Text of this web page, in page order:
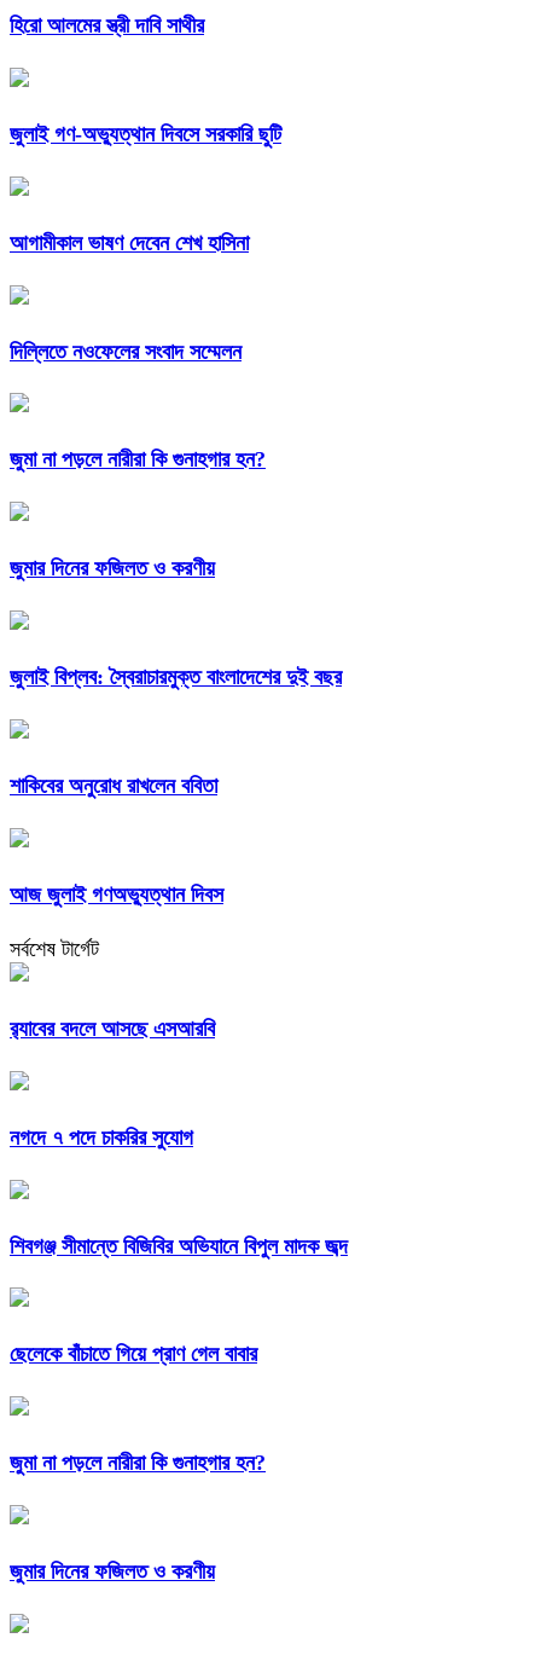
হিরো আলমের স্ত্রী দাবি সাথীর
জুলাই গণ-অভ্যুত্থান দিবসে সরকারি ছুটি
আগামীকাল ভাষণ দেবেন শেখ হাসিনা
দিল্লিতে নওফেলের সংবাদ সম্মেলন
জুমা না পড়লে নারীরা কি গুনাহগার হন?
জুমার দিনের ফজিলত ও করণীয়
জুলাই বিপ্লব: স্বৈরাচারমুক্ত বাংলাদেশের দুই বছর
শাকিবের অনুরোধ রাখলেন ববিতা
আজ জুলাই গণঅভ্যুত্থান দিবস
সর্বশেষ টার্গেট
র‍্যাবের বদলে আসছে এসআরবি
নগদে ৭ পদে চাকরির সুযোগ
শিবগঞ্জ সীমান্তে বিজিবির অভিযানে বিপুল মাদক জব্দ
ছেলেকে বাঁচাতে গিয়ে প্রাণ গেল বাবার
জুমা না পড়লে নারীরা কি গুনাহগার হন?
জুমার দিনের ফজিলত ও করণীয়